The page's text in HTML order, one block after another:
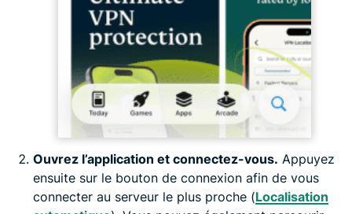
Ouvrez l’application et connectez-vous. Appuyez
ensuite sur le bouton de connexion afin de vous
connecter au serveur le plus proche (Localisation